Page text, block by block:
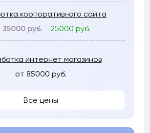
корпоративного сайта
35000 руб.
25000 руб.
интернет магазинов
от 85000 руб.
Все цены